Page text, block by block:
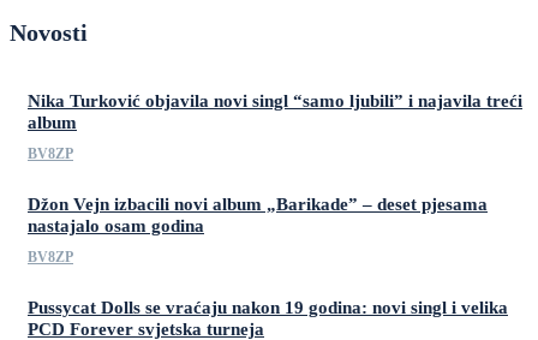
Novosti
Nika Turković objavila novi singl “samo ljubili” i najavila treći
album
BV8ZP
Džon Vejn izbacili novi album „Barikade” – deset pjesama
nastajalo osam godina
BV8ZP
Pussycat Dolls se vraćaju nakon 19 godina: novi singl i velika
PCD Forever svjetska turneja